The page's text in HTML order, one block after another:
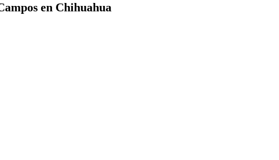
en Chihuahua